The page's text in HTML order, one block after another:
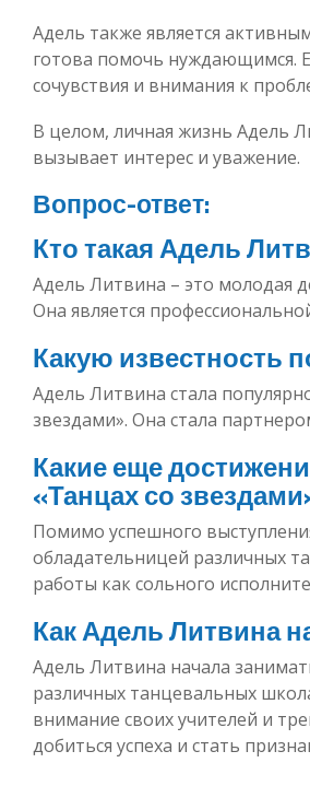
Адель также является
готова помочь нуждающимся.
сочувствия и внимания к
В целом, личная жизнь Адель
вызывает интерес и уважение.
Вопрос-ответ:
Кто такая Адель
Адель Литвина – это молодая
Она является
Какую известность
Адель Литвина стала
звездами». Она стала
Какие еще
«Танцах со
Помимо успешного
обладательницей различных
работы как сольного
Как Адель Литвина
Адель Литвина начала
различных танцевальных
внимание своих учителей и
добиться успеха и стать